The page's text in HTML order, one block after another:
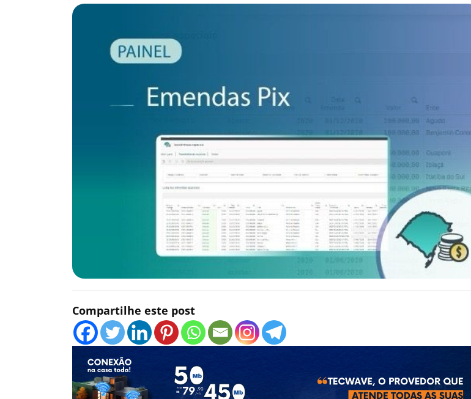
Compartilhe este post